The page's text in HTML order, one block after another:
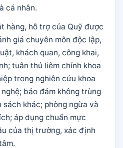
cá nhân.
hàng, hỗ trợ của Quỹ được
giá chuyên môn độc lập,
khách quan, công khai,
tuân thủ liêm chính khoa
trong nghiên cứu khoa
bảo đảm không trùng
khác; phòng ngừa và
áp dụng chuẩn mực
của thị trường, xác định